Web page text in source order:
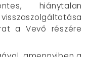
hiánytalan
a Vevő részére